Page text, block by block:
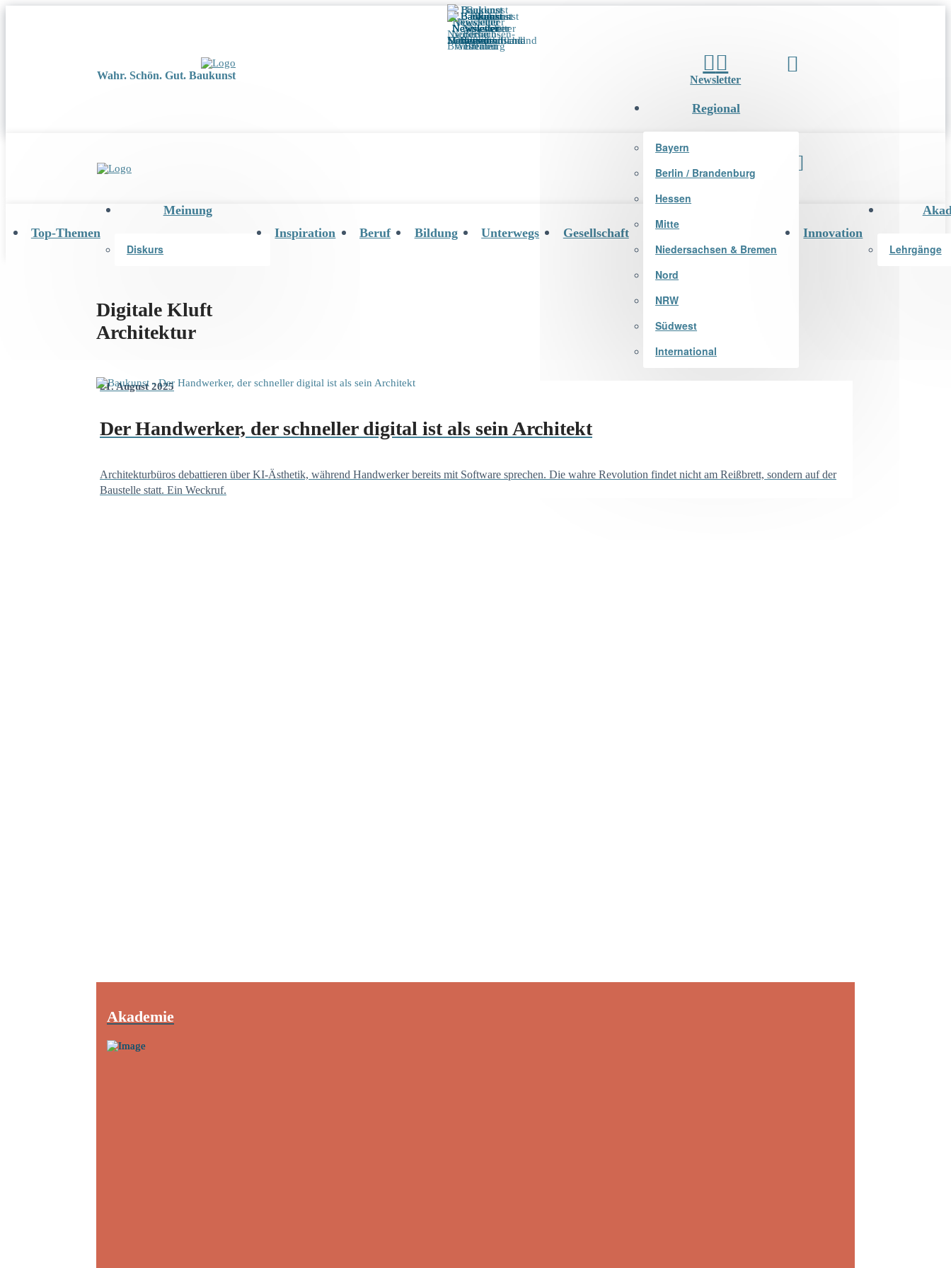
Wahr. Schön. Gut. Baukunst Newsletter
Newsletter
Top-Themen
Meinung
Diskurs
Inspiration Beruf Bildung Unterwegs Gesellschaft
Regional
Bayern
Berlin / Brandenburg
Hessen
Mitte
Niedersachsen & Bremen
Nord
NRW
Südwest
International
Innovation
Lehrgänge
Digitale Kluft
Architektur
21. August 2025
Der Handwerker, der schneller digital ist als sein Architekt
Architekturbüros debattieren über KI-Ästhetik, während Handwerker bereits mit Software sprechen. Die wahre Revolution findet nicht am Reißbrett, sondern auf der
Baustelle statt. Ein Weckruf.
Akademie